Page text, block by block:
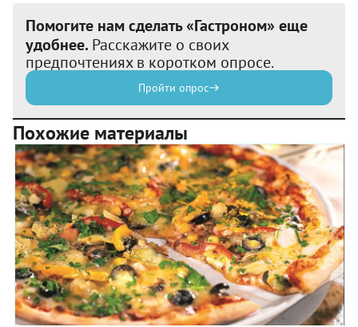
Помогите нам сделать «Гастроном» еще
удобнее. Расскажите о своих
предпочтениях в коротком опросе.
Пройти опрос
Похожие материалы